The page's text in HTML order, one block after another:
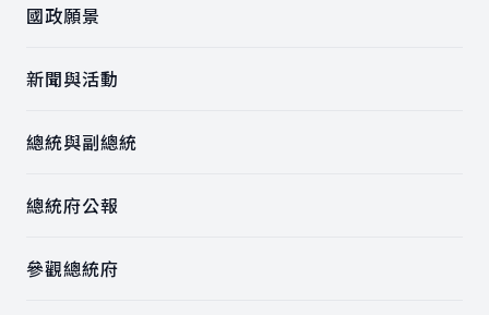
國政願景
新聞與活動
總統與副總統
總統府公報
參觀總統府